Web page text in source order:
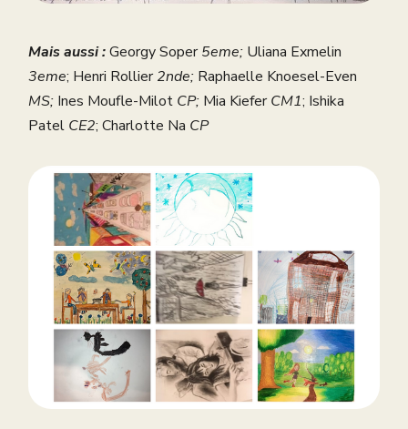
Mais aussi :Georgy Soper5eme; Uliana Exmelin
3eme; Henri Rollier2nde; Raphaelle Knoesel-Even
MS; Ines Moufle-Milot CP; Mia KieferCM1; Ishika
Patel CE2; Charlotte Na CP